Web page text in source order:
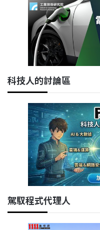
科技人的討論區
駕馭程式代理人